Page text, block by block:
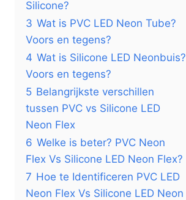
Silicone?
3 Wat is PVC LED Neon Tube?
Voors en tegens?
4 Wat is Silicone LED Neonbuis?
Voors en tegens?
5 Belangrijkste verschillen
tussen PVC vs Silicone LED
Neon Flex
6 Welke is beter? PVC Neon
Flex Vs Silicone LED Neon Flex?
7 Hoe te Identificeren PVC LED
Neon Flex Vs Silicone LED Neon